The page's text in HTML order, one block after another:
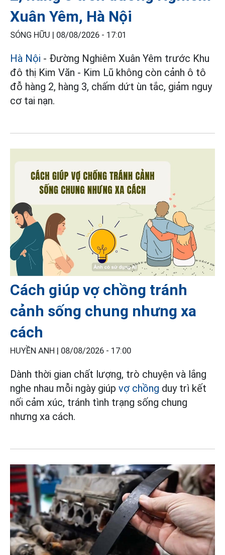
Xuân Yêm, Hà Nội
SÓNG HỮU | 08/08/2026 - 17:01
Hà Nội - Đường Nghiêm Xuân Yêm trước Khu
đô thị Kim Văn - Kim Lũ không còn cảnh ô tô
đỗ hàng 2, hàng 3, chấm dứt ùn tắc, giảm nguy
cơ tai nạn.
Cách giúp vợ chồng tránh
cảnh sống chung nhưng xa
cách
HUYỀN ANH | 08/08/2026 - 17:00
Dành thời gian chất lượng, trò chuyện và lắng
nghe nhau mỗi ngày giúp vợ chồng duy trì kết
nối cảm xúc, tránh tình trạng sống chung
nhưng xa cách.